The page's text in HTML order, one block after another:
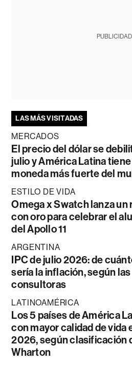
PUBLICIDAD
LAS MÁS VISITADAS
MERCADOS
El precio del dólar se
julio y América Latina
moneda más fuerte del
ESTILO DE VIDA
Omega x Swatch lanza un
con oro para celebrar el
del Apollo 11
ARGENTINA
IPC de julio 2026: de
sería la inflación, según las
consultoras
LATINOAMÉRICA
Los 5 países de América
con mayor calidad de vida
2026, según clasificación
Wharton